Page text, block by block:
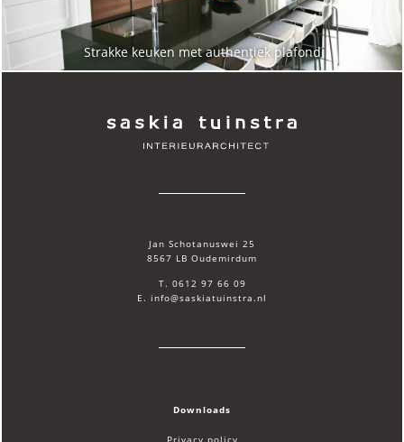
Strakke keuken met authentiek plafond
Jan Schotanuswei 25
8567 LB Oudemirdum
T. 0612 97 66 09
E. info@saskiatuinstra.nl
Downloads
Privacy policy